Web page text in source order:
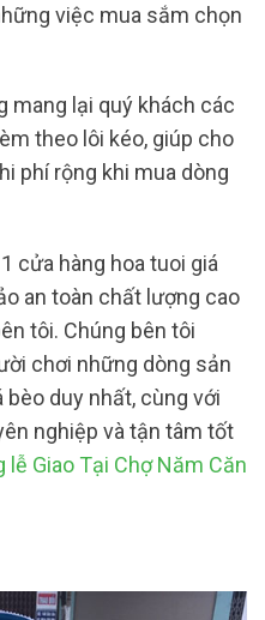
việc mua sắm chọn
mang lại quý khách các
theo lôi kéo, giúp cho
phí rộng khi mua dòng
cửa hàng hoa tuoi giá
an toàn chất lượng cao
tôi. Chúng bên tôi
chơi những dòng sản
bèo duy nhất, cùng với
nghiệp và tận tâm tốt
lễ Giao Tại Chợ Năm Căn